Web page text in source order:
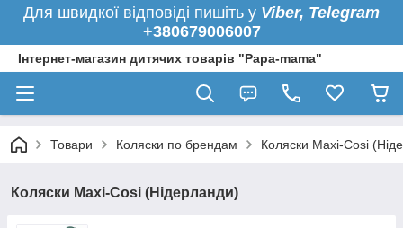
Для швидкої відповіді пишіть у Viber, Telegram
+380679006007
Інтернет-магазин дитячих товарів "Papa-mama"
Товари Коляски по брендам Коляски Maxi-Cosi
Коляски Maxi-Cosi (Нідерланди)